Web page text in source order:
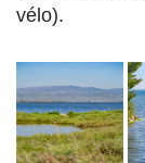
vélo).